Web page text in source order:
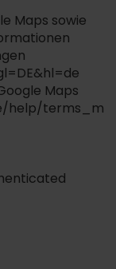
Maps sowie
Maps
help/terms_m